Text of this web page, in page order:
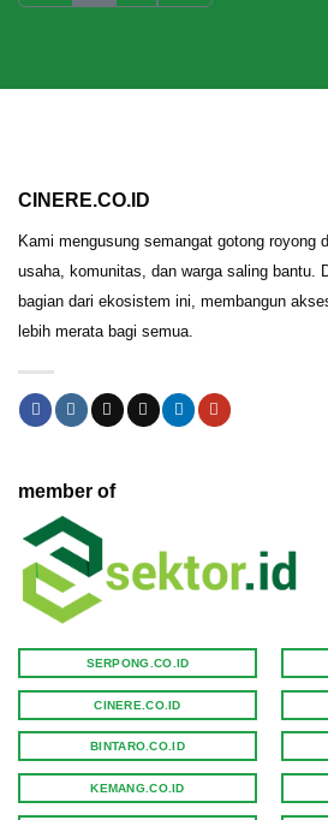
CINERE.CO.ID
Kami mengusung semangat gotong royong
usaha, komunitas, dan warga saling bantu.
bagian dari ekosistem ini, membangun
lebih merata bagi semua.
member of
SERPONG.CO.ID
CINERE.CO.ID
BINTARO.CO.ID
KEMANG.CO.ID